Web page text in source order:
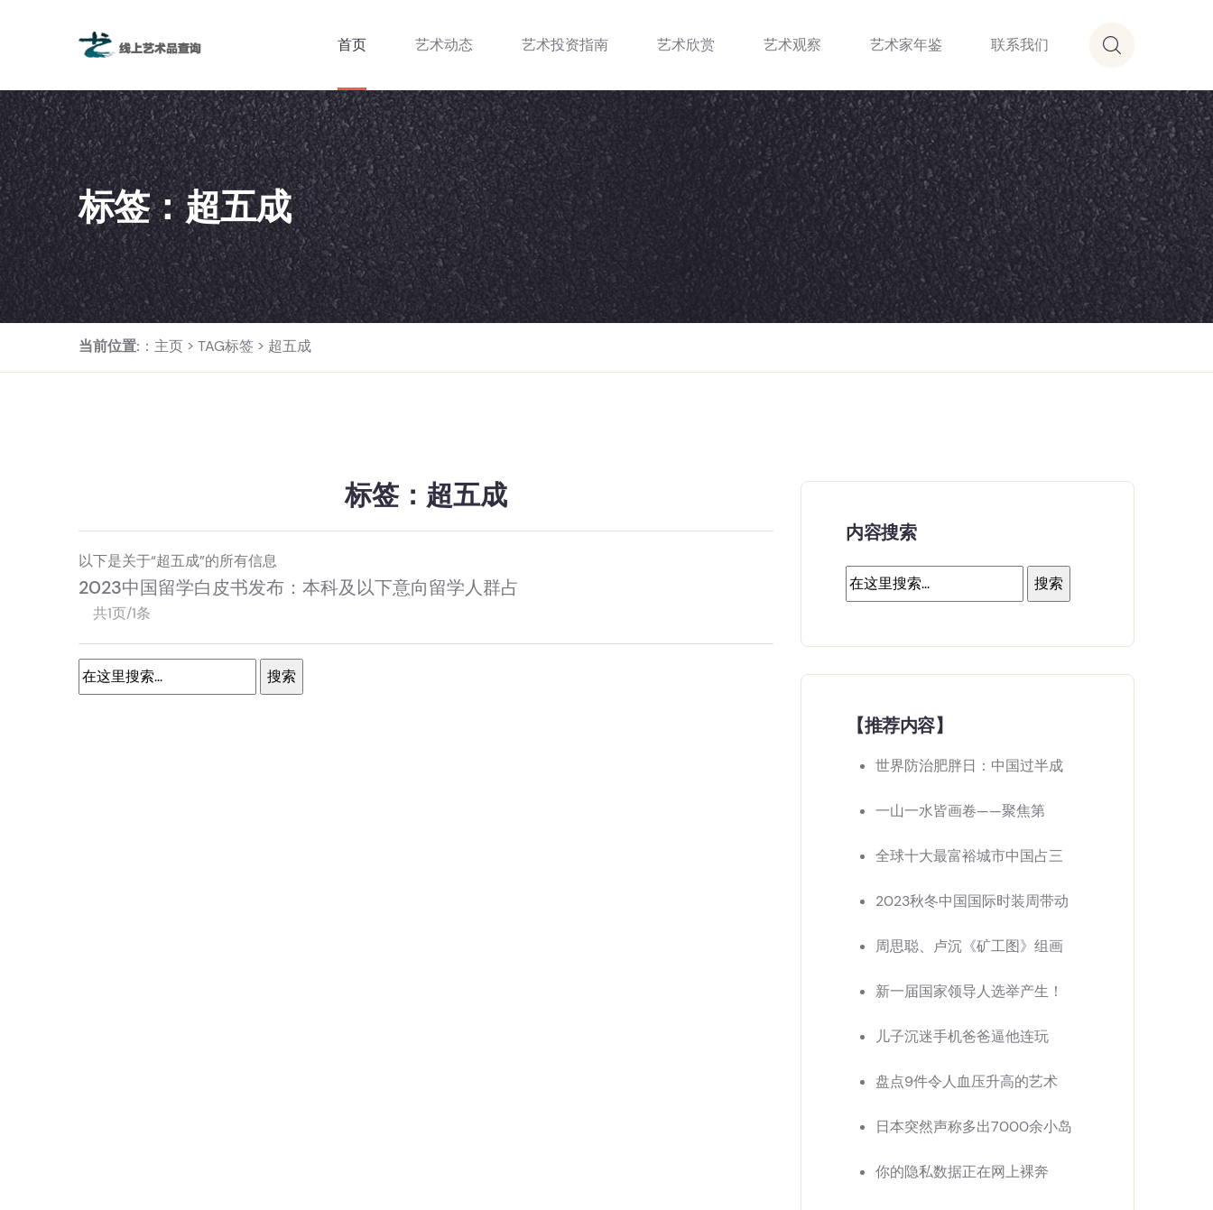
首页 艺术动态 艺术投资指南 艺术欣赏 艺术观察 艺术家年鉴 联系我们
标签：超五成
当前位置: ： 主页 > TAG标签 > 超五成
标签：超五成
以下是关于“超五成”的所有信息
2023中国留学白皮书发布：本科及以下意向留学人群占
共1页/1条
内容搜索
【推荐内容】
世界防治肥胖日：中国过半成
一山一水皆画卷——聚焦第
全球十大最富裕城市中国占三
2023秋冬中国国际时装周带动
周思聪、卢沉《矿工图》组画
新一届国家领导人选举产生！
儿子沉迷手机爸爸逼他连玩
盘点9件令人血压升高的艺术
日本突然声称多出7000余小岛
你的隐私数据正在网上裸奔